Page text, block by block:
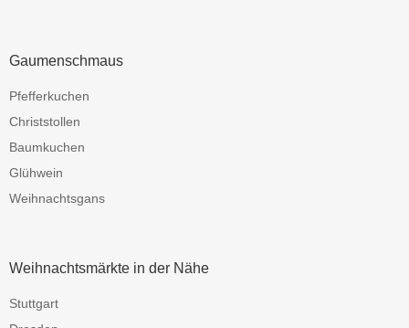
Gaumenschmaus
Pfefferkuchen
Christstollen
Baumkuchen
Glühwein
Weihnachtsgans
Weihnachtsmärkte in der Nähe
Stuttgart